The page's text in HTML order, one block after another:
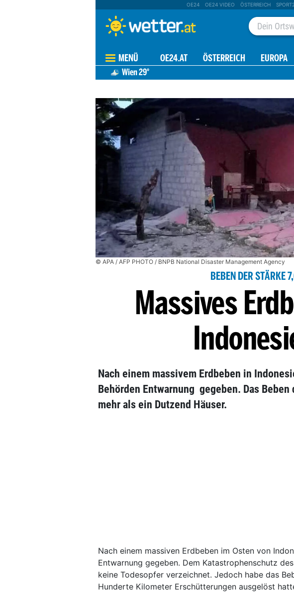
OE24 OE24 VIDEO ÖSTERREICH
MENÜ OE24.AT ÖSTERREICH EUROPA
Wien29°
© APA / AFP PHOTO / BNPB National Disaster Management Agency
BEBEN DER STÄRKE
Massives
Nach einem massivem Erdbeben in
Behörden Entwarnung gegeben. Das
mehr als ein Dutzend Häuser.
Nach einem massiven Erdbeben im Osten von
Entwarnung gegeben. Dem Katastrophenschutz
keine Todesopfer verzeichnet. Jedoch habe das
Hunderte Kilometer Erschütterungen ausgelöst